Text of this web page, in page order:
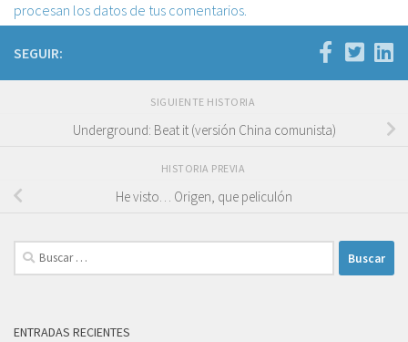
procesan los datos de tus comentarios.
SEGUIR:
SIGUIENTE HISTORIA
Underground: Beat it (versión China comunista)
HISTORIA PREVIA
He visto… Origen, que peliculón
Buscar:
ENTRADAS RECIENTES